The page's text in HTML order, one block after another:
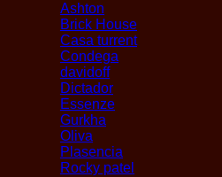
Ashton
Brick House
Casa turrent
Condega
davidoff
Dictador
Essenze
Gurkha
Oliva
Plasencia
Rocky patel